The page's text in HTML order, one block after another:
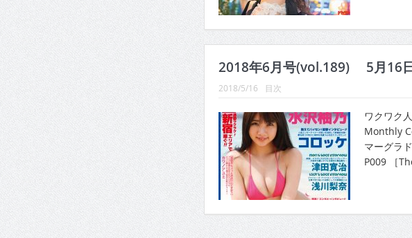
2018年6月号(vol.189) 5月16
2018/5/16 目次
ワクワク
Monthly
マーグラ
P009 ［